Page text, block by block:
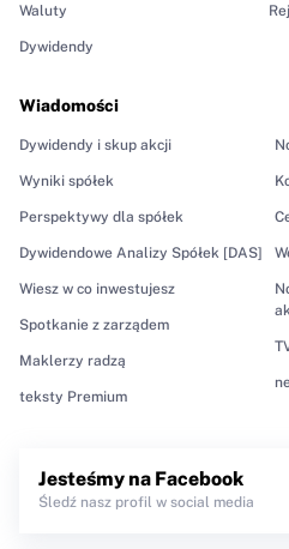
Waluty
Dywidendy
Wiadomości
Dywidendy i skup akcji
Wyniki spółek
Perspektywy dla spółek
Dywidendowe Analizy Spółek [DAS]
Wiesz w co inwestujesz
Spotkanie z zarządem
Maklerzy radzą
teksty Premium
Jesteśmy na Facebook
Śledź nasz profil w social media